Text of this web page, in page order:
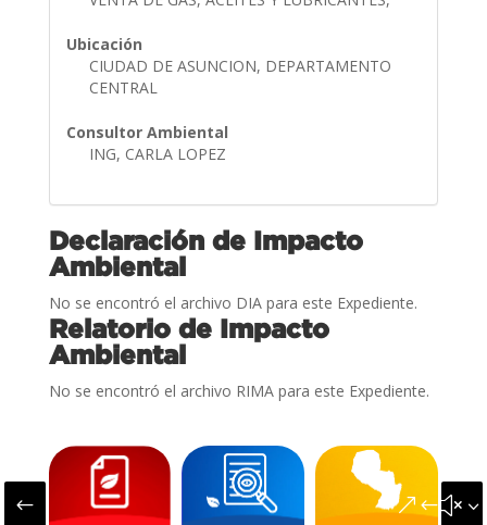
Ubicación
CIUDAD DE ASUNCION, DEPARTAMENTO
CENTRAL
Consultor Ambiental
ING, CARLA LOPEZ
Declaración de Impacto
Ambiental
No se encontró el archivo DIA para este Expediente.
Relatorio de Impacto
Ambiental
No se encontró el archivo RIMA para este Expediente.
#